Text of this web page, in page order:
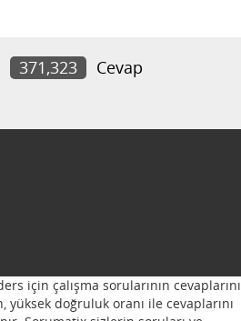
371,323
Cevap
için çalışma sorularının cevaplarını
doğruluk oranı ile cevaplarını